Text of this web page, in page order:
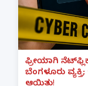
ಫ್ರೀಯಾಗಿ
ಬೆಂಗಳೂರು